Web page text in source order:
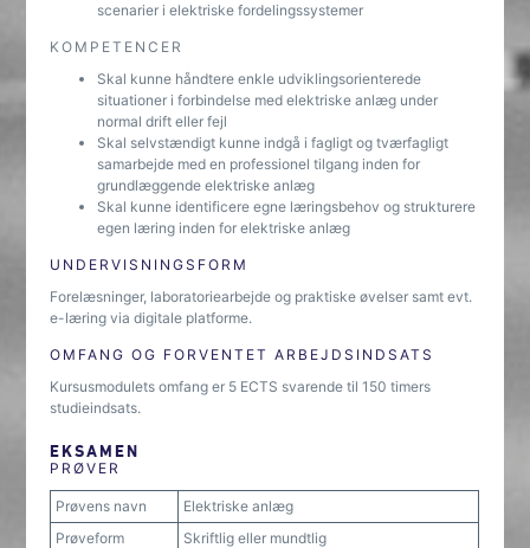
scenarier i elektriske fordelingssystemer
KOMPETENCER
Skal kunne håndtere enkle udviklingsorienterede
situationer i forbindelse med elektriske anlæg under
normal drift eller fejl
Skal selvstændigt kunne indgå i fagligt og tværfagligt
samarbejde med en professionel tilgang inden for
grundlæggende elektriske anlæg
Skal kunne identificere egne læringsbehov og strukturere
egen læring inden for elektriske anlæg
UNDERVISNINGSFORM
Forelæsninger, laboratoriearbejde og praktiske øvelser samt evt.
e-læring via digitale platforme.
OMFANG OG FORVENTET ARBEJDSINDSATS
Kursusmodulets omfang er 5 ECTS svarende til 150 timers
studieindsats.
EKSAMEN
PRØVER
Prøvens navn
Elektriske anlæg
Prøveform
Skriftlig eller mundtlig